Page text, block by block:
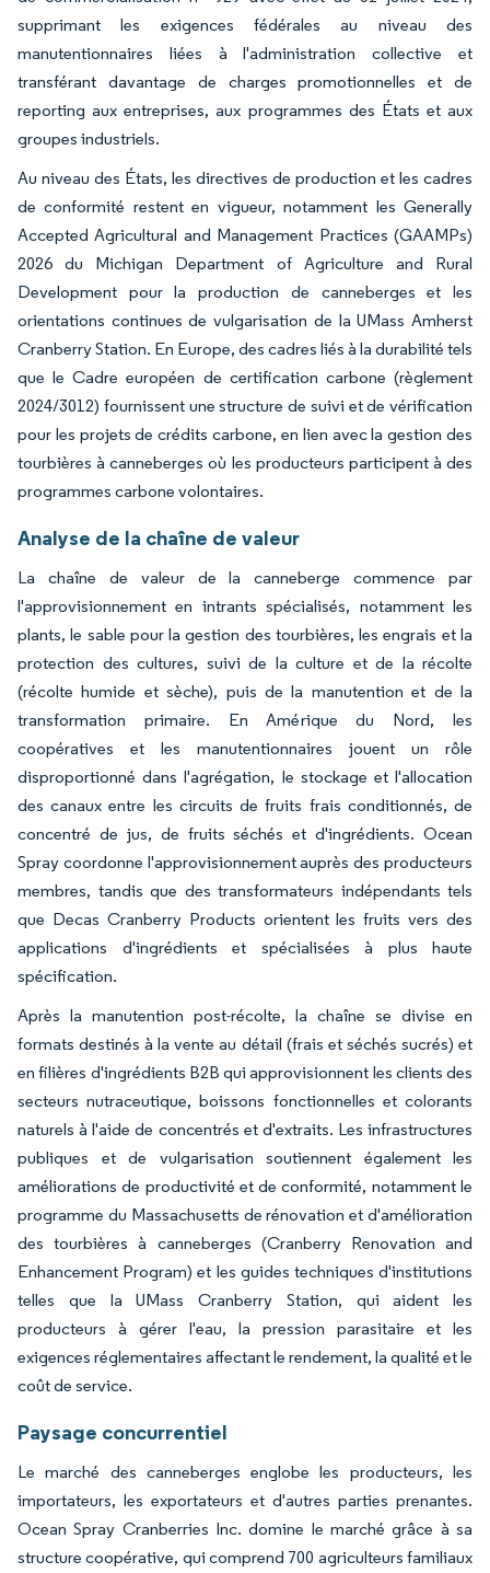
supprimant les exigences fédérales au niveau des
manutentionnaires liées à l'administration collective et
transférant davantage de charges promotionnelles et de
reporting aux entreprises, aux programmes des États et aux
groupes industriels.
Au niveau des États, les directives de production et les cadres
de conformité restent en vigueur, notamment les Generally
Accepted Agricultural and Management Practices (GAAMPs)
2026 du Michigan Department of Agriculture and Rural
Development pour la production de canneberges et les
orientations continues de vulgarisation de la UMass Amherst
Cranberry Station. En Europe, des cadres liés à la durabilité tels
que le Cadre européen de certification carbone (règlement
2024/3012) fournissent une structure de suivi et de vérification
pour les projets de crédits carbone, en lien avec la gestion des
tourbières à canneberges où les producteurs participent à des
programmes carbone volontaires.
Analyse de la chaîne de valeur
La chaîne de valeur de la canneberge commence par
l'approvisionnement en intrants spécialisés, notamment les
plants, le sable pour la gestion des tourbières, les engrais et la
protection des cultures, suivi de la culture et de la récolte
(récolte humide et sèche), puis de la manutention et de la
transformation primaire. En Amérique du Nord, les
coopératives et les manutentionnaires jouent un rôle
disproportionné dans l'agrégation, le stockage et l'allocation
des canaux entre les circuits de fruits frais conditionnés, de
concentré de jus, de fruits séchés et d'ingrédients. Ocean
Spray coordonne l'approvisionnement auprès des producteurs
membres, tandis que des transformateurs indépendants tels
que Decas Cranberry Products orientent les fruits vers des
applications d'ingrédients et spécialisées à plus haute
spécification.
Après la manutention post-récolte, la chaîne se divise en
formats destinés à la vente au détail (frais et séchés sucrés) et
en filières d'ingrédients B2B qui approvisionnent les clients des
secteurs nutraceutique, boissons fonctionnelles et colorants
naturels à l'aide de concentrés et d'extraits. Les infrastructures
publiques et de vulgarisation soutiennent également les
améliorations de productivité et de conformité, notamment le
programme du Massachusetts de rénovation et d'amélioration
des tourbières à canneberges (Cranberry Renovation and
Enhancement Program) et les guides techniques d'institutions
telles que la UMass Cranberry Station, qui aident les
producteurs à gérer l'eau, la pression parasitaire et les
exigences réglementaires affectant le rendement, la qualité et le
coût de service.
Paysage concurrentiel
Le marché des canneberges englobe les producteurs, les
importateurs, les exportateurs et d'autres parties prenantes.
Ocean Spray Cranberries Inc. domine le marché grâce à sa
structure coopérative, qui comprend 700 agriculteurs familiaux